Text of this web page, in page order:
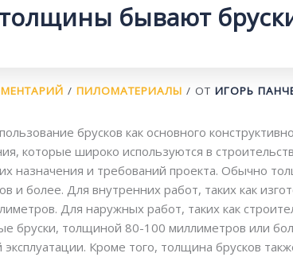
бывают
/ ПИЛОМАТЕРИАЛЫ / ОТ ИГОРЬ
брусков как основного
которые широко используются в
назначения и требований проекта. Обычно
и более. Для внутренних работ, таких как
Для наружных работ, таких как
бруски, толщиной 80-100 миллиметров или
Кроме того, толщина брусков